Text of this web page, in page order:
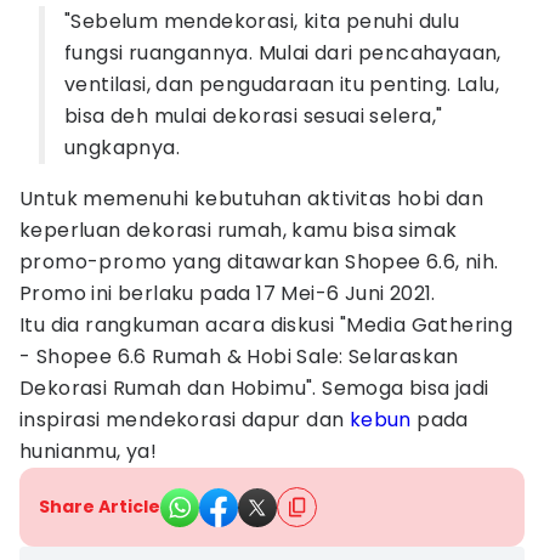
"Sebelum mendekorasi, kita penuhi dulu
fungsi ruangannya. Mulai dari pencahayaan,
ventilasi, dan pengudaraan itu penting. Lalu,
bisa deh mulai dekorasi sesuai selera,"
ungkapnya.
Untuk memenuhi kebutuhan aktivitas hobi dan
keperluan dekorasi rumah, kamu bisa simak
promo-promo yang ditawarkan Shopee 6.6, nih.
Promo ini berlaku pada 17 Mei-6 Juni 2021.
Itu dia rangkuman acara diskusi "Media Gathering
- Shopee 6.6 Rumah & Hobi Sale: Selaraskan
Dekorasi Rumah dan Hobimu". Semoga bisa jadi
inspirasi mendekorasi dapur dan kebun pada
hunianmu, ya!
Share Article